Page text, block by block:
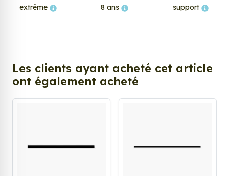
extrême
8 ans
support
Les clients ayant acheté cet article
ont également acheté